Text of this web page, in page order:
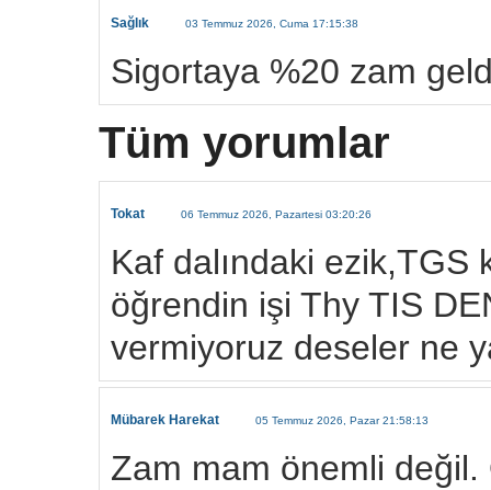
Sağlık 03 Temmuz 2026, Cuma 17:15:38
Sigortaya %20 zam
Tüm yorumlar
Tokat 06 Temmuz 2026, Pazartesi 03:20:26
Kaf dalındaki
öğrendin işi Thy TIS
vermiyoruz deseler ne
Mübarek Harekat 05 Temmuz 2026, Pazar 21:58:13
Zam mam önemli